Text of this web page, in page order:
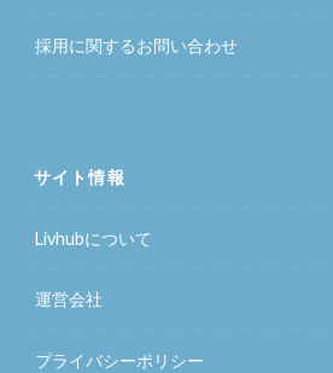
採用に関するお問い合わせ
サイト情報
Livhubについて
運営会社
プライバシーポリシー